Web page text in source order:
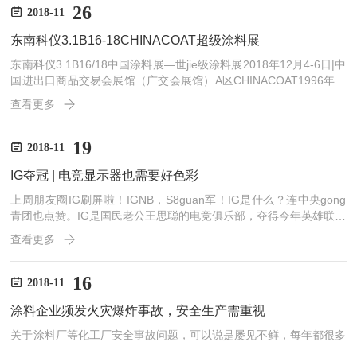
专业检测仪器。现场人头攒动，来不及拍照，小编只能在朋友圈盗图
海了。今年没来得及参观的观众也别后悔，你需要的粘度...
2018-11 26
东南科仪3.1B16-18CHINACOAT超级涂料展
东南科仪3.1B16/18中国涂料展—世jie级涂料展2018年12月4-6日|中
国进出口商品交易会展馆（广交会展馆）A区CHINACOAT1996年开
始举办，目前每年在上海和广州交替举行，深受业界高度重视和评
价。2017年上海展展出毛面积超过86,000平方米，有来自88个国家/
地区的34,425名观众和来自34个国家/地区的1,210家展商共同参
与。2018「中国涂料展」重临广州广交会展馆，再次为观众提供了
取精美...
查看更多
2018-11 19
IG夺冠 | 电竞显示器也需要好色彩
上周朋友圈IG刷屏啦！IGNB，S8guan军！IG是什么？连中央gong
青团也点赞。IG是国民老公王思聪的电竞俱乐部，夺得今年英雄联盟
职业联赛S8总guan军，也是代表中国战队次夺得LPL世界大赛guan
军。关于游戏，家长认为那些是祸害青少年的把戏。无论发生问题，
游戏都是罪魁祸首。小时候做什么不好的，爸妈都是这么骂的。我：
妈，我感冒了；妈：谁叫你玩游戏，看吧...游戏默默的背下这口大黑
2018年整个电竞市场规模会在...
查看更多
2018-11 16
涂料企业频发火灾爆炸事故，安全生产需重视
关于涂料厂等化工厂安全事故问题，可以说是屡见不鲜，每年都很多